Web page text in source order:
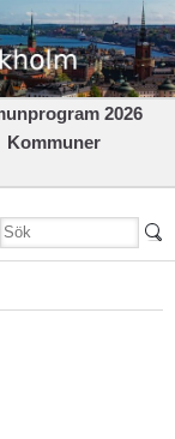
2026
Kommuner